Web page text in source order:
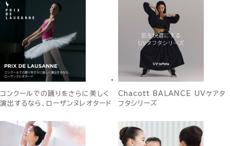
コンクールでの踊りをさらに美しく
演出するなら、ローザンヌレオタード
Chacott BALANCE UVケアタ
フタシリーズ